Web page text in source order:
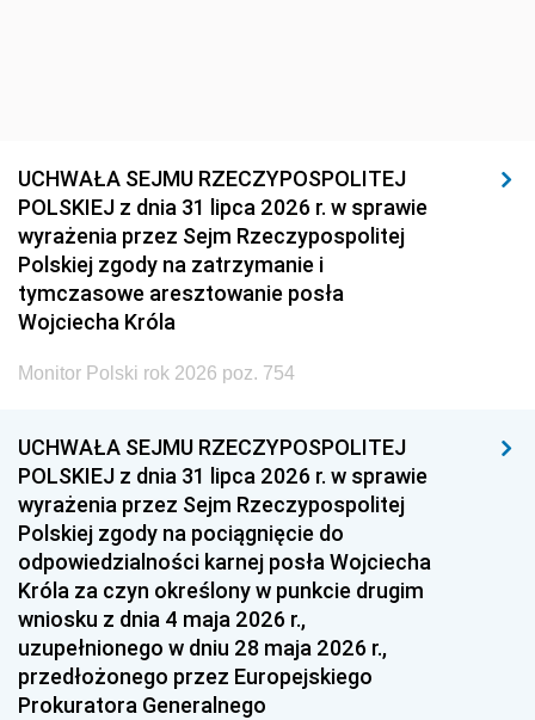
UCHWAŁA SEJMU RZECZYPOSPOLITEJ
POLSKIEJ z dnia 31 lipca 2026 r. w sprawie
wyrażenia przez Sejm Rzeczypospolitej
Polskiej zgody na zatrzymanie i
tymczasowe aresztowanie posła
Wojciecha Króla
Monitor Polski rok 2026 poz. 754
UCHWAŁA SEJMU RZECZYPOSPOLITEJ
POLSKIEJ z dnia 31 lipca 2026 r. w sprawie
wyrażenia przez Sejm Rzeczypospolitej
Polskiej zgody na pociągnięcie do
odpowiedzialności karnej posła Wojciecha
Króla za czyn określony w punkcie drugim
wniosku z dnia 4 maja 2026 r.,
uzupełnionego w dniu 28 maja 2026 r.,
przedłożonego przez Europejskiego
Prokuratora Generalnego